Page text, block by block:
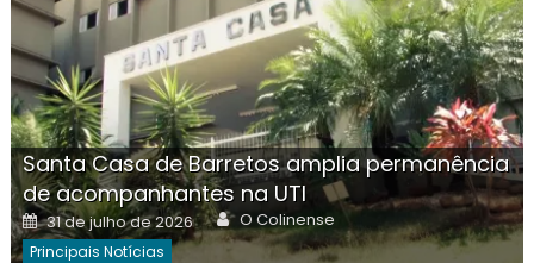
Santa Casa de Barretos amplia permanência
de acompanhantes na UTI
Posted
on
31 de julho de 2026 Author
O Colinense
Principais Notícias